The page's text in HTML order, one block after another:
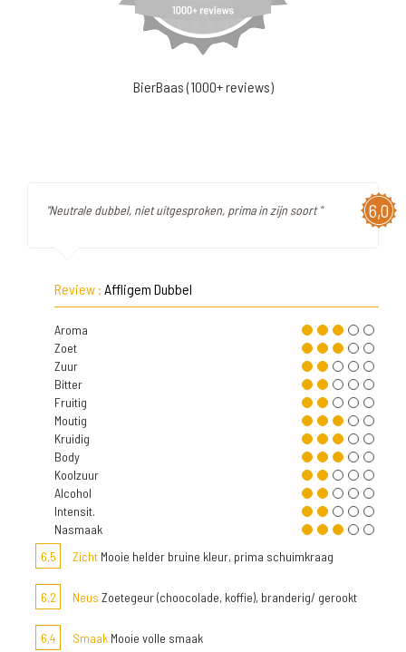
BierBaas (1000+ reviews)
6,0
"Neutrale dubbel, niet uitgesproken, prima in zijn soort "
Review : Affligem Dubbel
Aroma
Zoet
Zuur
Bitter
Fruitig
Moutig
Kruidig
Body
Koolzuur
Alcohol
Intensit.
Nasmaak
6,5
Zicht Mooie helder bruine kleur, prima schuimkraag
6,2 Neus Zoetegeur (choocolade, koffie), branderig/ gerookt
6,4 Smaak Mooie volle smaak